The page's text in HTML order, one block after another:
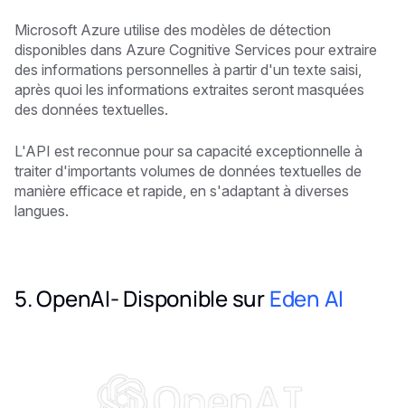
Microsoft Azure utilise des modèles de détection
disponibles dans Azure Cognitive Services pour extraire
des informations personnelles à partir d'un texte saisi,
après quoi les informations extraites seront masquées
des données textuelles.
L'API est reconnue pour sa capacité exceptionnelle à
traiter d'importants volumes de données textuelles de
manière efficace et rapide, en s'adaptant à diverses
langues.
5. OpenAI- Disponible surEden AI